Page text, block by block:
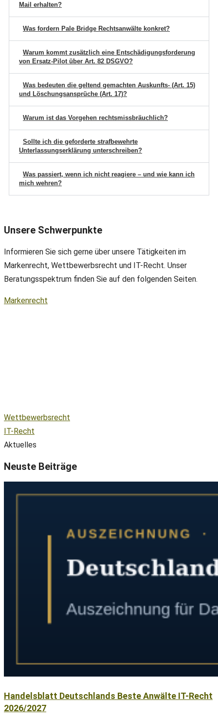
Mail erhalten?
Was fordern Pale Bridge Rechtsanwälte konkret?
Warum kommt zusätzlich eine Entschädigungsforderung
von Ersatz-Pilot über Art. 82 DSGVO?
Was bedeuten die geltend gemachten Auskunfts- (Art. 15)
und Löschungsansprüche (Art. 17)?
Warum ist das Vorgehen rechtsmissbräuchlich?
Sollte ich die geforderte strafbewehrte
Unterlassungserklärung unterschreiben?
Was passiert, wenn ich nicht reagiere – und wie kann ich
mich wehren?
Unsere Schwerpunkte
Informieren Sie sich gerne über unsere Tätigkeiten im
Markenrecht, Wettbewerbsrecht und IT-Recht. Unser
Beratungsspektrum finden Sie auf den folgenden Seiten.
Markenrecht
Wettbewerbsrecht
IT-Recht
Aktuelles
Neuste Beiträge
Handelsblatt Deutschlands Beste Anwälte IT-Recht
2026/2027